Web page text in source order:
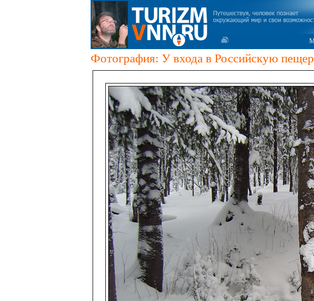
Фотография: У входа в Российскую